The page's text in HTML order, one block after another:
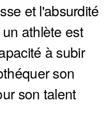
et l'absurdité
athlète est
à subir
son
son talent